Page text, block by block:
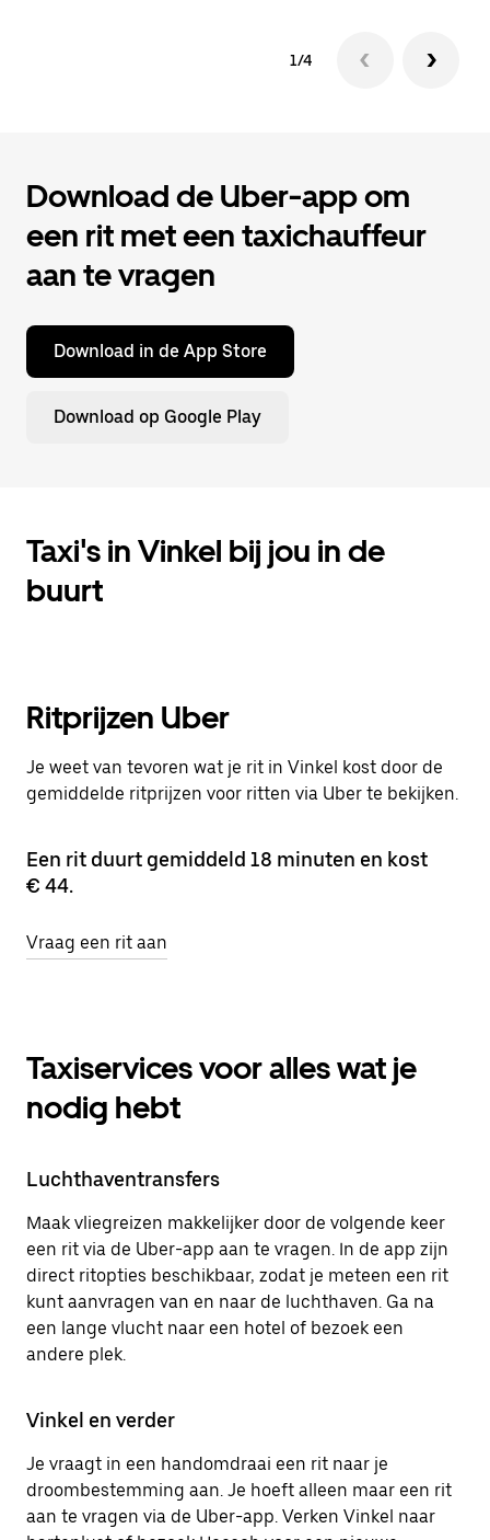
1/4
Download de Uber-app om
een rit met een taxichauffeur
aan te vragen
Download in de App Store
Download op Google Play
Taxi's in Vinkel bij jou in de
buurt
Ritprijzen Uber
Je weet van tevoren wat je rit in Vinkel kost door de
gemiddelde ritprijzen voor ritten via Uber te bekijken.
Een rit duurt gemiddeld 18 minuten en kost
€ 44.
Vraag een rit aan
Taxiservices voor alles wat je
nodig hebt
Luchthaventransfers
Maak vliegreizen makkelijker door de volgende keer
een rit via de Uber-app aan te vragen. In de app zijn
direct ritopties beschikbaar, zodat je meteen een rit
kunt aanvragen van en naar de luchthaven. Ga na
een lange vlucht naar een hotel of bezoek een
andere plek.
Vinkel en verder
Je vraagt in een handomdraai een rit naar je
droombestemming aan. Je hoeft alleen maar een rit
aan te vragen via de Uber-app. Verken Vinkel naar